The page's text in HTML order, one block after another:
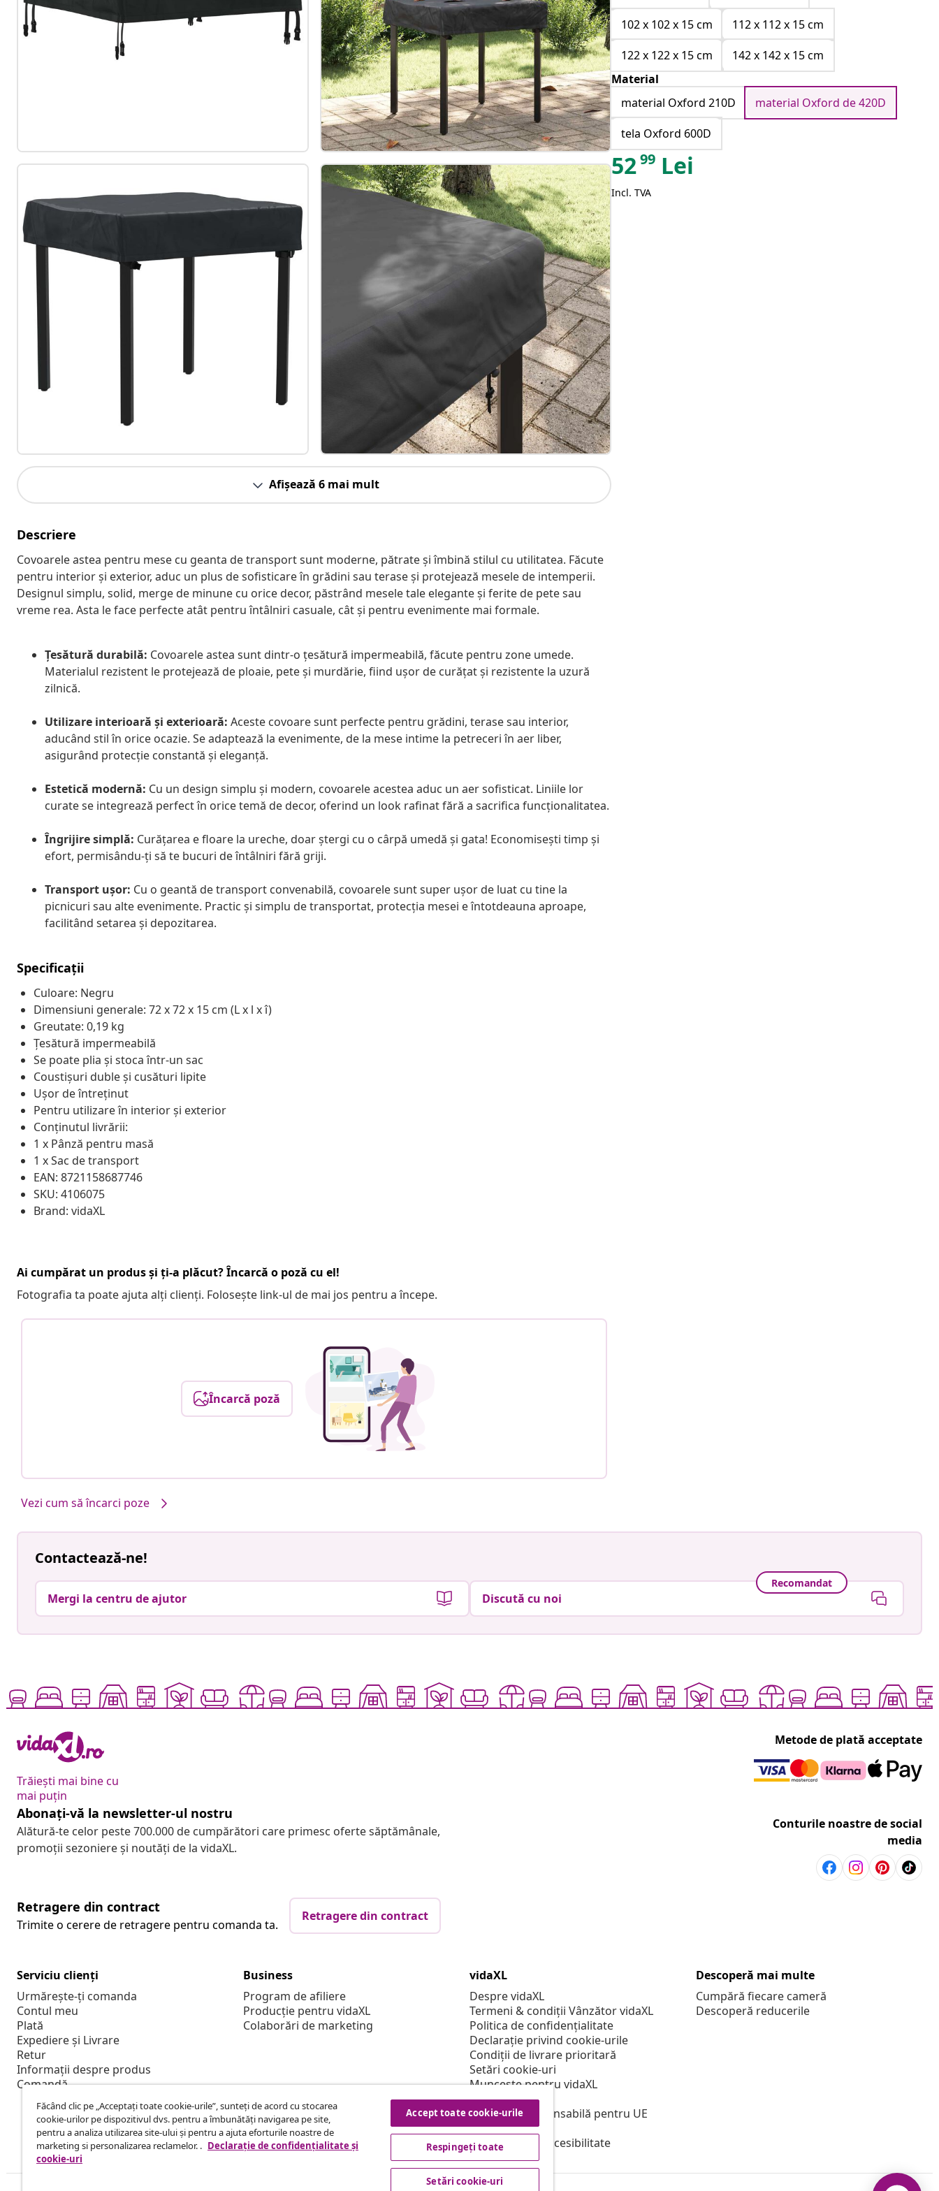
Afișează 6 mai mult
Descriere
Covoarele astea pentru mese cu geanta de transport sunt moderne, pătrate și îmbină stilul cu utilitatea. Făcute
pentru interior și exterior, aduc un plus de sofisticare în grădini sau terase și protejează mesele de intemperii.
Designul simplu, solid, merge de minune cu orice decor, păstrând mesele tale elegante și ferite de pete sau
vreme rea. Asta le face perfecte atât pentru întâlniri casuale, cât și pentru evenimente mai formale.
Țesătură durabilă: Covoarele astea sunt dintr-o țesătură impermeabilă, făcute pentru zone umede.
Materialul rezistent le protejează de ploaie, pete și murdărie, fiind ușor de curățat și rezistente la uzură
zilnică.
Utilizare interioară și exterioară: Aceste covoare sunt perfecte pentru grădini, terase sau interior,
aducând stil în orice ocazie. Se adaptează la evenimente, de la mese intime la petreceri în aer liber,
asigurând protecție constantă și eleganță.
Estetică modernă: Cu un design simplu și modern, covoarele acestea aduc un aer sofisticat. Liniile lor
curate se integrează perfect în orice temă de decor, oferind un look rafinat fără a sacrifica funcționalitatea.
Îngrijire simplă: Curățarea e floare la ureche, doar ștergi cu o cârpă umedă și gata! Economisești timp și
efort, permisându-ți să te bucuri de întâlniri fără griji.
Transport ușor: Cu o geantă de transport convenabilă, covoarele sunt super ușor de luat cu tine la
picnicuri sau alte evenimente. Practic și simplu de transportat, protecția mesei e întotdeauna aproape,
facilitând setarea și depozitarea.
Specificații
Culoare: Negru
Dimensiuni generale: 72 x 72 x 15 cm (L x l x î)
Greutate: 0,19 kg
Țesătură impermeabilă
Se poate plia și stoca într-un sac
Coustişuri duble şi cusături lipite
Ușor de întreținut
Pentru utilizare în interior și exterior
Conținutul livrării:
1 x Pânză pentru masă
1 x Sac de transport
EAN: 8721158687746
SKU: 4106075
Brand: vidaXL
Ai cumpărat un produs și ți-a plăcut? Încarcă o poză cu el!
Fotografia ta poate ajuta alți clienți. Folosește link-ul de mai jos pentru a începe.
Încarcă poză
Vezi cum să încarci poze
102 x 102 x 15 cm
112 x 112 x 15 cm
122 x 122 x 15 cm
142 x 142 x 15 cm
Material
material Oxford 210D
material Oxford de 420D
tela Oxford 600D
5299 Lei
Incl. TVA
Contactează-ne!
Mergi la centru de ajutor
Recomandat
Discută cu noi
Trăiești mai bine cu
mai puțin
Metode de plată acceptate
Abonați-vă la newsletter-ul nostru
Alătură-te celor peste 700.000 de cumpărători care primesc oferte săptămânale,
promoții sezoniere și noutăți de la vidaXL.
Conturile noastre de social
media
Retragere din contract
Trimite o cerere de retragere pentru comanda ta.
Retragere din contract
Serviciu clienți
Urmărește-ți comanda
Contul meu
Plată
Expediere și Livrare
Retur
Informații despre produs
Comandă
Business
Program de afiliere
Producție pentru vidaXL
Colaborări de marketing
vidaXL
Despre vidaXL
Termeni & condiții Vânzător vidaXL
Politica de confidențialitate
Declarație privind cookie-urile
Condiții de livrare prioritară
Setări cookie-uri
Muncește pentru vidaXL
Securitate
Persoană responsabilă pentru UE
Politica de EPR
Declarație de accesibilitate
Descoperă mai multe
Cumpără fiecare cameră
Descoperă reducerile
Făcând clic pe „Acceptați toate cookie-urile”, sunteți de acord cu stocarea
cookie-urilor pe dispozitivul dvs. pentru a îmbunătăți navigarea pe site,
pentru a analiza utilizarea site-ului și pentru a ajuta eforturile noastre de
marketing si personalizarea reclamelor. . Declarație de confidențialitate și
cookie-uri
Accept toate cookie-urile
Respingeți toate
Setări cookie-uri